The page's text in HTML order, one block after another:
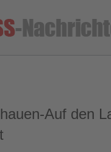
Auf den